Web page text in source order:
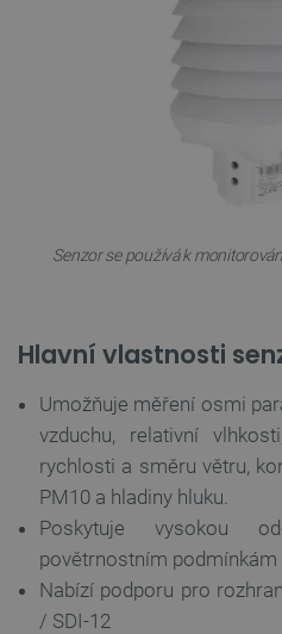
Senzor se používá k
Hlavní vlastnosti
Umožňuje měření osmi
vzduchu, relativní
rychlosti a směru větru,
PM10 a hladiny hluku.
Poskytuje vysokou
povětrnostním podmínkám
Nabízí podporu pro
/ SDI-12